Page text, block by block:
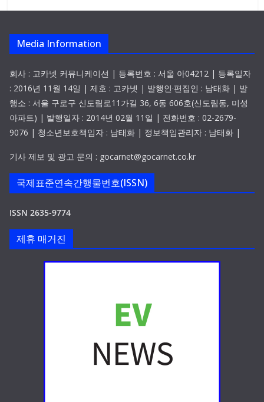
Media Information
회사 : 고카넷 커뮤니케이션 | 등록번호 : 서울 아04212 | 등록일자
: 2016년 11월 14일 | 제호 : 고카넷 | 발행인·편집인 : 남태화 | 발
행소 : 서울 구로구 신도림로11가길 36, 6동 606호(신도림동, 미성
아파트) | 발행일자 : 2014년 02월 11일 | 전화번호 : 02-2679-
9076 | 청소년보호책임자 : 남태화 | 정보책임관리자 : 남태화 |
기사 제보 및 광고 문의 : gocarnet@gocarnet.co.kr
국제표준연속간행물번호(ISSN)
ISSN 2635-9774
제휴 매거진